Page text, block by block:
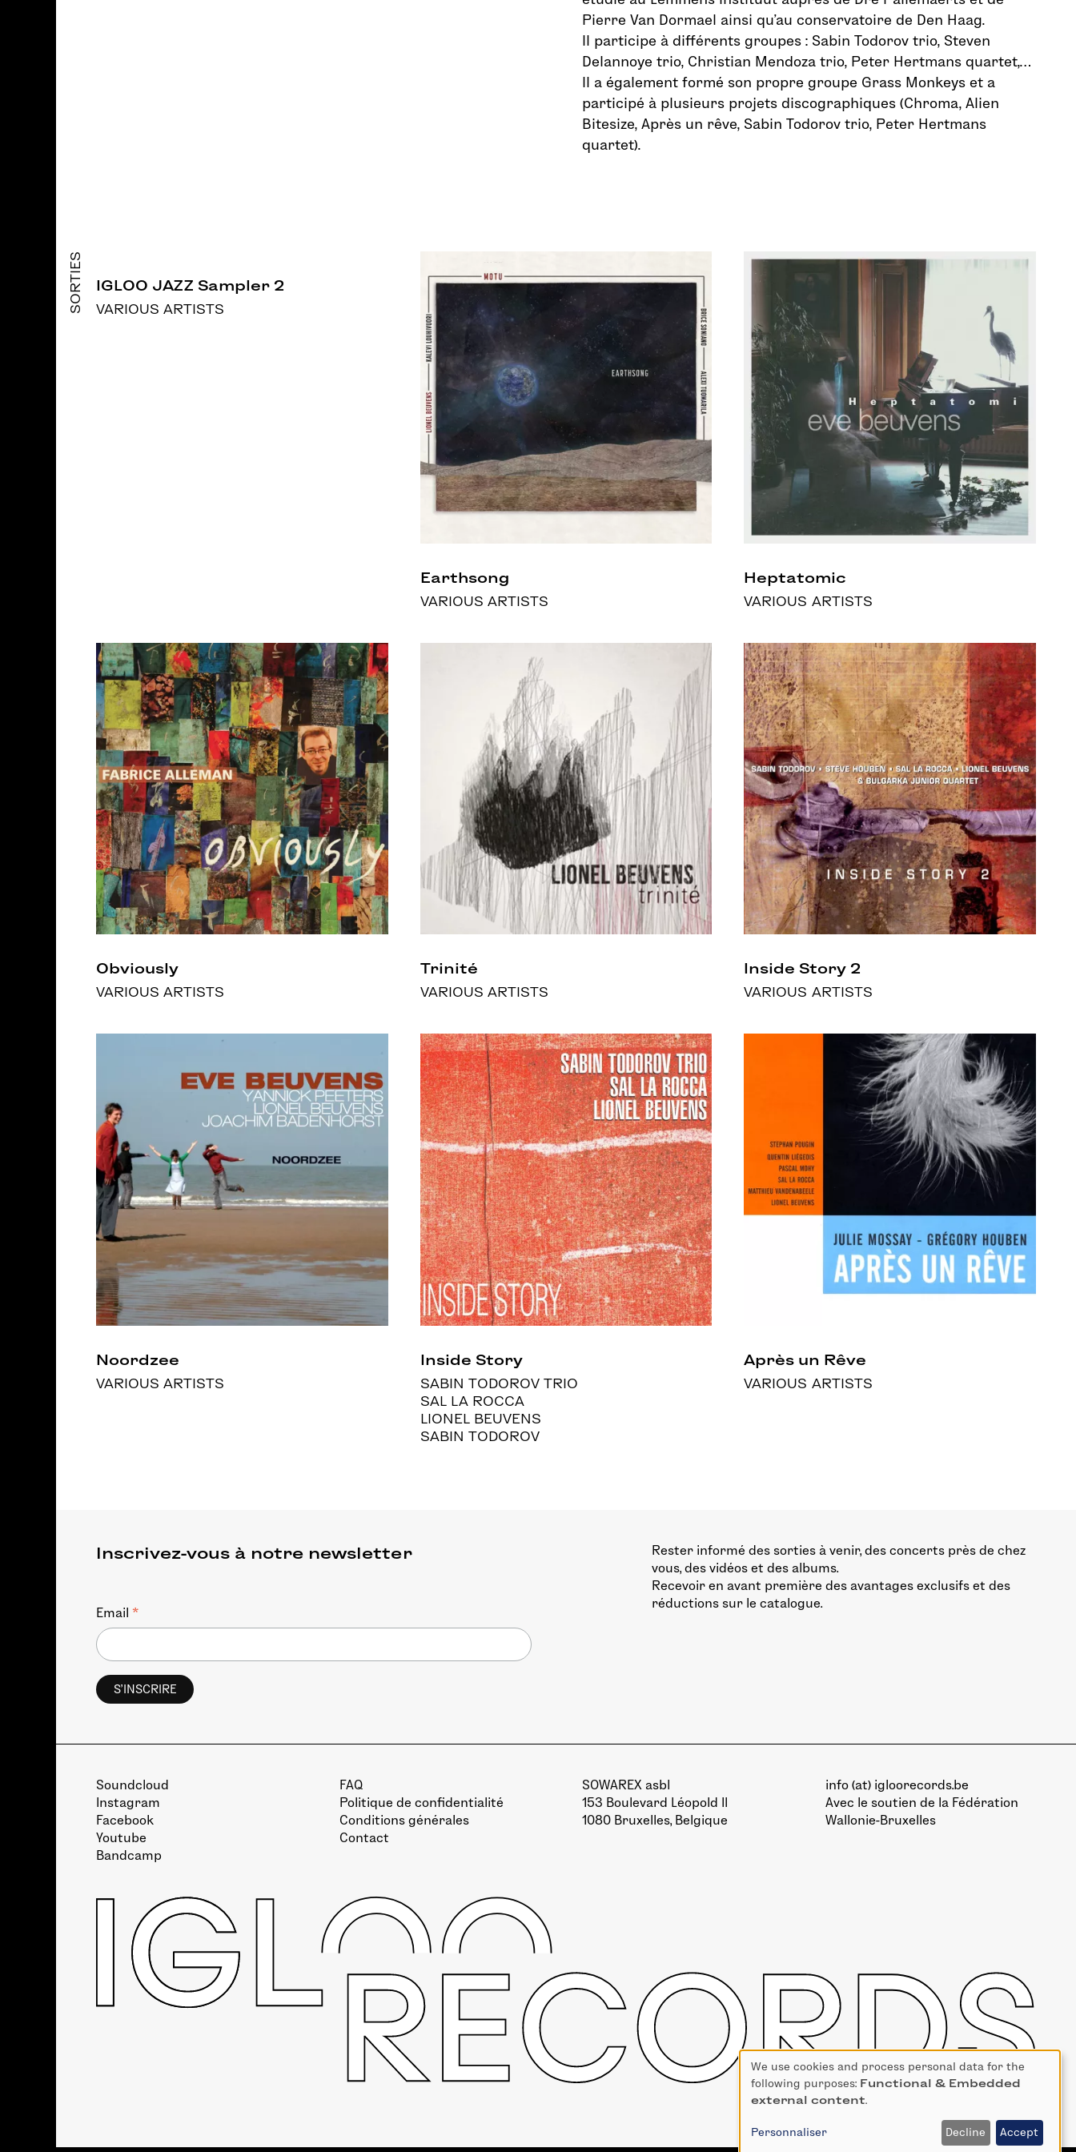
Pierre Van Dormael ainsi qu’au conservatoire de Den Haag.
Il participe à différents groupes : Sabin Todorov trio, Steven
Delannoye trio, Christian Mendoza trio, Peter Hertmans quartet,…
Il a également formé son propre groupe Grass Monkeys et a
participé à plusieurs projets discographiques (Chroma, Alien
Bitesize, Après un rêve, Sabin Todorov trio, Peter Hertmans
quartet).
SORTIES IGLOO JAZZ Sampler 2
VARIOUS ARTISTS
Earthsong
VARIOUS ARTISTS
Heptatomic
VARIOUS ARTISTS
Obviously
VARIOUS ARTISTS
Trinité
VARIOUS ARTISTS
Inside Story 2
VARIOUS ARTISTS
Noordzee
VARIOUS ARTISTS
Inside Story
SABIN TODOROV TRIO
SAL LA ROCCA
LIONEL BEUVENS
SABIN TODOROV
Après un Rêve
VARIOUS ARTISTS
Rester informé des sorties à venir, des concerts près de chez
vous, des vidéos et des albums.
Recevoir en avant première des avantages exclusifs et des
réductions sur le catalogue.
Inscrivez-vous à notre newsletter
Email *
Soundcloud
Instagram
Facebook
Youtube
Bandcamp
FAQ
Politique de confidentialité
Conditions générales
Contact
SOWAREX asbl
153 Boulevard Léopold II
1080 Bruxelles, Belgique
info (at) igloorecords.be
Avec le soutien de la Fédération
Wallonie-Bruxelles
Use
of
personal
We use cookies and process personal data for the
following purposes: Functional & Embedded
external content.
Personnaliser Decline Accept